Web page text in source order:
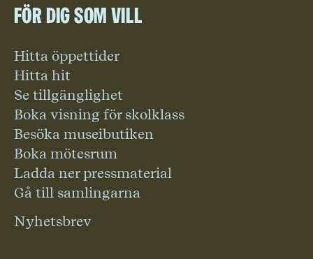
För dig som vill
Hitta öppettider
Hitta hit
Se tillgänglighet
Boka visning för skolklass
Besöka museibutiken
Boka mötesrum
Ladda ner pressmaterial
Gå till samlingarna
Nyhetsbrev